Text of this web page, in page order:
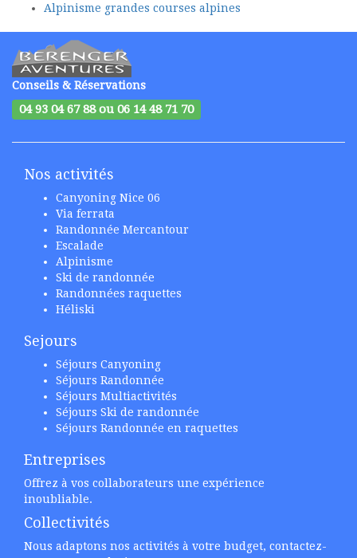
Alpinisme grandes courses alpines
Conseils & Réservations
04 93 04 67 88 ou 06 14 48 71 70
Nos activités
Canyoning Nice 06
Via ferrata
Randonnée Mercantour
Escalade
Alpinisme
Ski de randonnée
Randonnées raquettes
Héliski
Sejours
Séjours Canyoning
Séjours Randonnée
Séjours Multiactivités
Séjours Ski de randonnée
Séjours Randonnée en raquettes
Entreprises
Offrez à vos collaborateurs une expérience
inoubliable.
Collectivités
Nous adaptons nos activités à votre budget, contactez-